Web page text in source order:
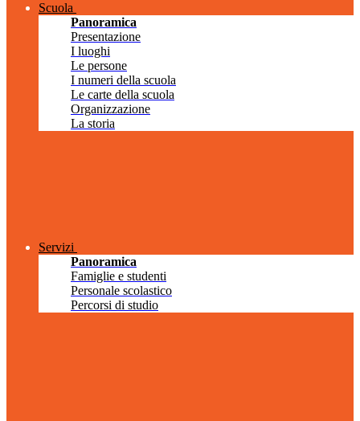
Scuola
Panoramica
Presentazione
I luoghi
Le persone
I numeri della scuola
Le carte della scuola
Organizzazione
La storia
Servizi
Panoramica
Famiglie e studenti
Personale scolastico
Percorsi di studio